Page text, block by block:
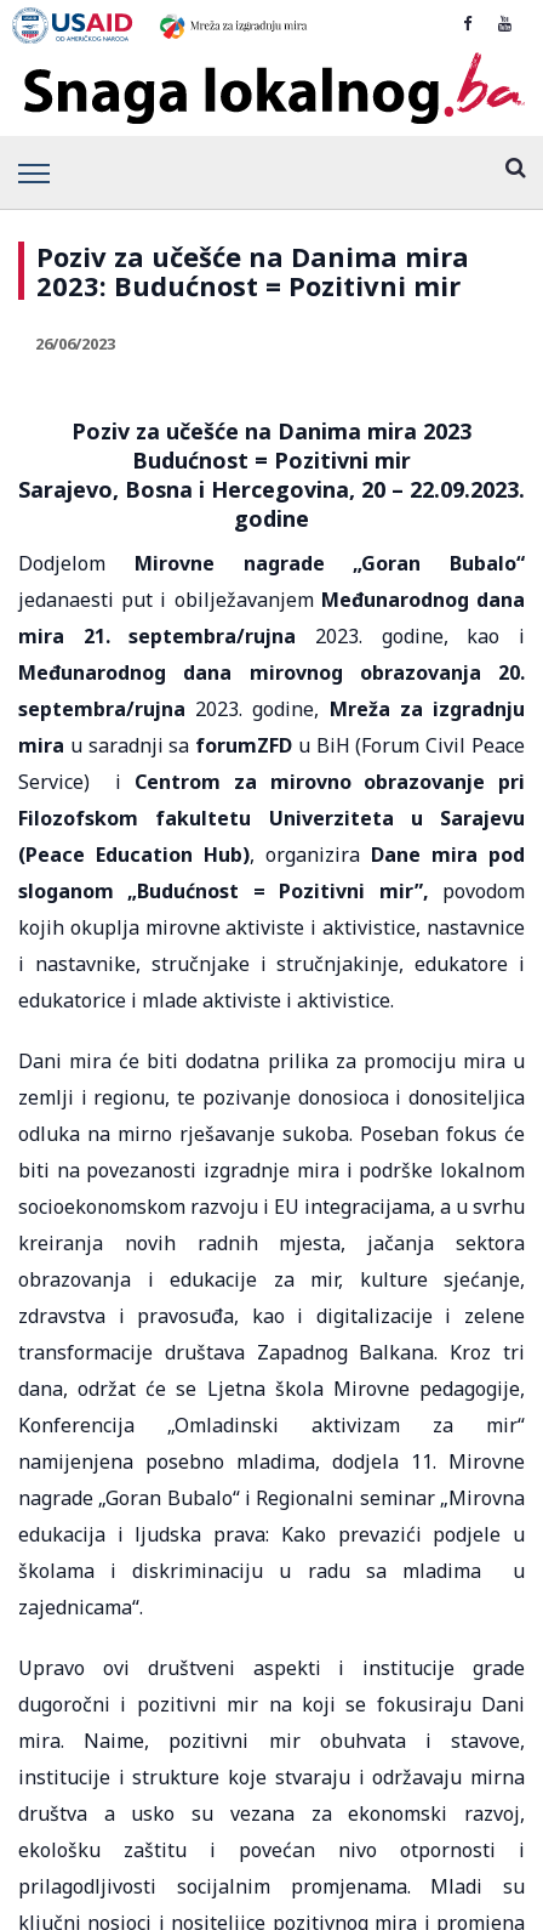
Poziv za učešće na Danima mira
2023: Budućnost = Pozitivni mir
26/06/2023
Poziv za učešće na Danima mira 2023
Budućnost = Pozitivni mir
Sarajevo, Bosna i Hercegovina, 20 – 22.09.2023.
godine
Dodjelom Mirovne nagrade „Goran Bubalo“
jedanaesti put i obilježavanjem Međunarodnog dana
mira 21. septembra/rujna 2023. godine, kao i
Međunarodnog dana mirovnog obrazovanja 20.
septembra/rujna 2023. godine, Mreža za izgradnju
mira u saradnji sa forumZFD u BiH (Forum Civil Peace
Service) i Centrom za mirovno obrazovanje pri
Filozofskom fakultetu Univerziteta u Sarajevu
(Peace Education Hub), organizira Dane mira pod
sloganom „Budućnost = Pozitivni mir”, povodom
kojih okuplja mirovne aktiviste i aktivistice, nastavnice
i nastavnike, stručnjake i stručnjakinje, edukatore i
edukatorice i mlade aktiviste i aktivistice.
Dani mira će biti dodatna prilika za promociju mira u
zemlji i regionu, te pozivanje donosioca i donositeljica
odluka na mirno rješavanje sukoba. Poseban fokus će
biti na povezanosti izgradnje mira i podrške lokalnom
socioekonomskom razvoju i EU integracijama, a u svrhu
kreiranja novih radnih mjesta, jačanja sektora
obrazovanja i edukacije za mir, kulture sjećanje,
zdravstva i pravosuđa, kao i digitalizacije i zelene
transformacije društava Zapadnog Balkana. Kroz tri
dana, održat će se Ljetna škola Mirovne pedagogije,
Konferencija „Omladinski aktivizam za mir“
namijenjena posebno mladima, dodjela 11. Mirovne
nagrade „Goran Bubalo“ i Regionalni seminar „Mirovna
edukacija i ljudska prava: Kako prevazići podjele u
školama i diskriminaciju u radu sa mladima u
zajednicama“.
Upravo ovi društveni aspekti i institucije grade
dugoročni i pozitivni mir na koji se fokusiraju Dani
mira. Naime, pozitivni mir obuhvata i stavove,
institucije i strukture koje stvaraju i održavaju mirna
društva a usko su vezana za ekonomski razvoj,
ekološku zaštitu i povećan nivo otpornosti i
prilagodljivosti socijalnim promjenama. Mladi su
ključni nosioci i nositeljice pozitivnog mira i promjena